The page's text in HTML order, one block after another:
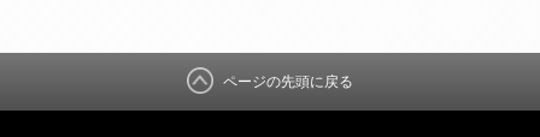
ページの先頭に戻る